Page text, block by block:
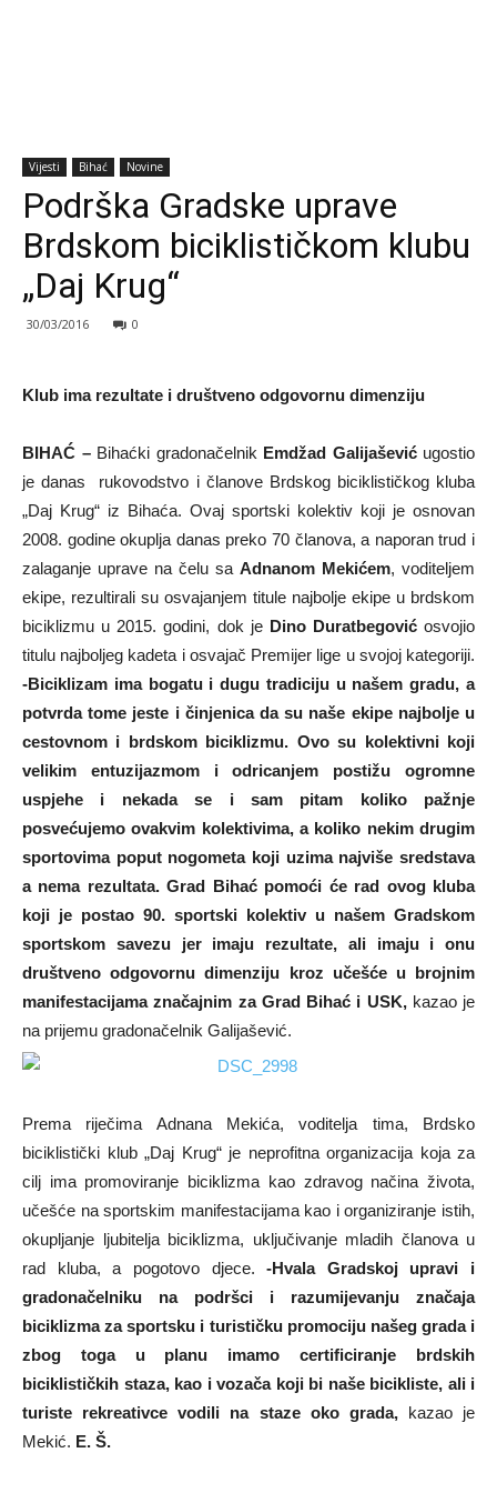
Vijesti Bihać Novine
Podrška Gradske uprave
Brdskom biciklističkom klubu
„Daj Krug“
30/03/2016 0
Klub ima rezultate i društveno odgovornu dimenziju
BIHAĆ –Bihaćki gradonačelnik Emdžad Galijaševićugostio
je danas rukovodstvo i članove Brdskog biciklističkog kluba
„Daj Krug“ iz Bihaća. Ovaj sportski kolektiv koji je osnovan
2008. godine okuplja danas preko 70 članova, a naporan trud i
zalaganje uprave na čelu sa Adnanom Mekićem, voditeljem
ekipe, rezultirali su osvajanjem titule najbolje ekipe u brdskom
biciklizmu u 2015. godini, dok je Dino Duratbegovićosvojio
titulu najboljeg kadeta i osvajač Premijer lige u svojoj kategoriji.
-Biciklizam ima bogatu i dugu tradiciju u našem gradu, a
potvrda tome jeste i činjenica da su naše ekipe najbolje u
cestovnom i brdskom biciklizmu. Ovo su kolektivni koji
velikim entuzijazmom i odricanjem postižu ogromne
uspjehe i nekada se i sam pitam koliko pažnje
posvećujemo ovakvim kolektivima, a koliko nekim drugim
sportovima poput nogometa koji uzima najviše sredstava
a nema rezultata. Grad Bihać pomoći će rad ovog kluba
koji je postao 90. sportski kolektiv u našem Gradskom
sportskom savezu jer imaju rezultate, ali imaju i onu
društveno odgovornu dimenziju kroz učešće u brojnim
manifestacijama značajnim za Grad Bihać i USK, kazao je
na prijemu gradonačelnik Galijašević.
Prema riječima Adnana Mekića, voditelja tima, Brdsko
biciklistički klub „Daj Krug“ je neprofitna organizacija koja za
cilj ima promoviranje biciklizma kao zdravog načina života,
učešće na sportskim manifestacijama kao i organiziranje istih,
okupljanje ljubitelja biciklizma, uključivanje mladih članova u
rad kluba, a pogotovo djece.-Hvala Gradskoj upravi i
gradonačelniku na podršci i razumijevanju značaja
biciklizma za sportsku i turističku promociju našeg grada i
zbog toga u planu imamo certificiranje brdskih
biciklističkih staza, kao i vozača koji bi naše bicikliste, ali i
turiste rekreativce vodili na staze oko grada,kazao je
Mekić. E. Š.